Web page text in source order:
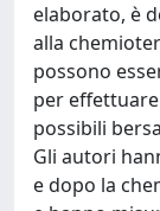
elaborato, è
alla
possono
per
possibili
Gli autori
e dopo la